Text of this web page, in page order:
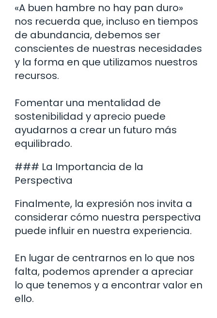
«A buen hambre no hay pan duro»
nos recuerda que, incluso en tiempos
de abundancia, debemos ser
conscientes de nuestras necesidades
y la forma en que utilizamos nuestros
recursos.
Fomentar una mentalidad de
sostenibilidad y aprecio puede
ayudarnos a crear un futuro más
equilibrado.
### La Importancia de la
Perspectiva
Finalmente, la expresión nos invita a
considerar cómo nuestra perspectiva
puede influir en nuestra experiencia.
En lugar de centrarnos en lo que nos
falta, podemos aprender a apreciar
lo que tenemos y a encontrar valor en
ello.